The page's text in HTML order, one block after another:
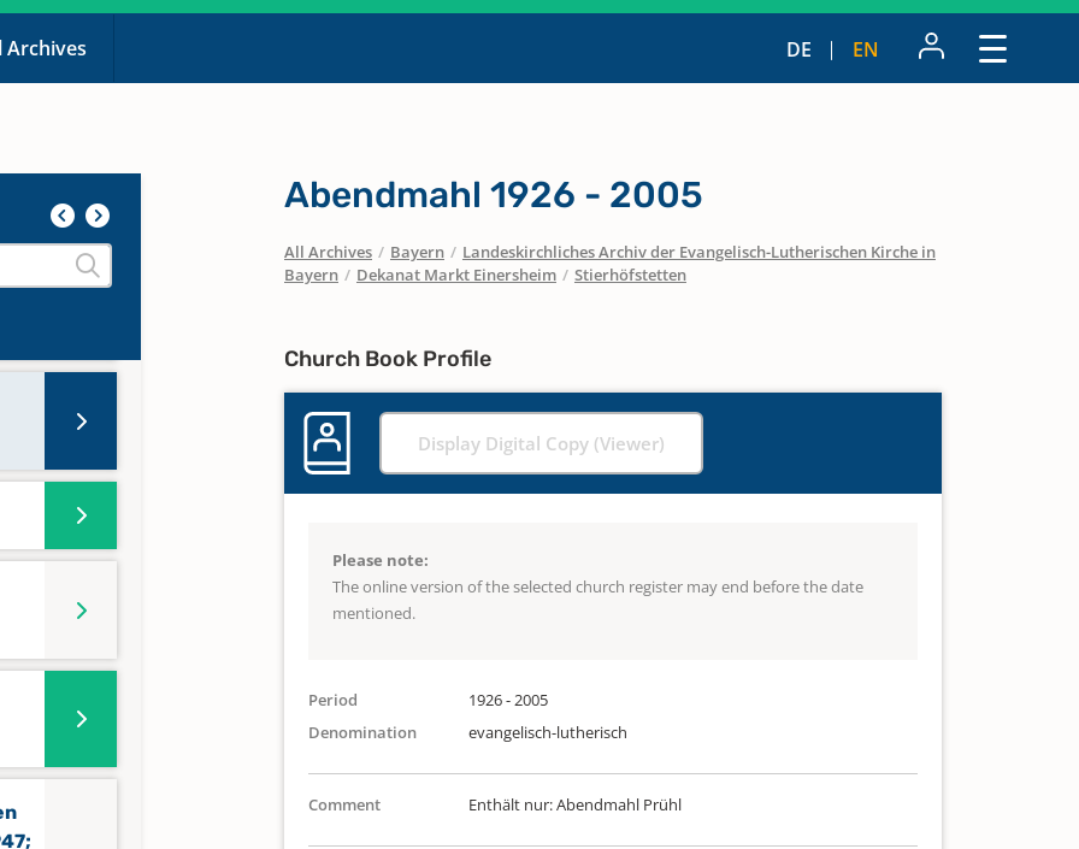
Archives DE EN
Abendmahl 1926 - 2005
All Archives / Bayern / Landeskirchliches Archiv der Evangelisch-Lutherischen Kirche in
Bayern / Dekanat Markt Einersheim / Stierhöfstetten
Church Book Profile
Display Digital Copy (Viewer)
Please note:
The online version of the selected church register may end before the date
mentioned.
Period
1926 - 2005
Denomination
evangelisch-lutherisch
Comment Enthält nur: Abendmahl Prühl